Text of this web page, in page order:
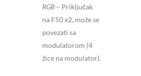
RGB – Priključak
na F50 x2, može se
povezati sa
modulatorom (4
žice na modulator).